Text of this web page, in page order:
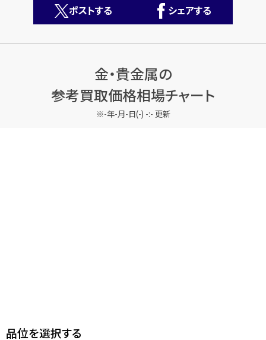
1
まずはお電話で無料査定
【総合受付】24時間・年中無休(年末年始除く)
ポストする シェアする
金・貴金属の
参考買取価格相場チャート
-年-月-日(-) -:- 更新
品位を選択する